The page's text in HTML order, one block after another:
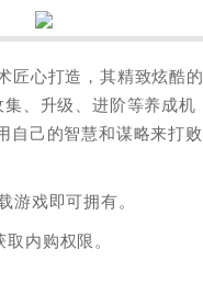
匠心打造，其精致炫酷的
、升级、进阶等养成机
自己的智慧和谋略来打败
游戏即可拥有。
内购权限。